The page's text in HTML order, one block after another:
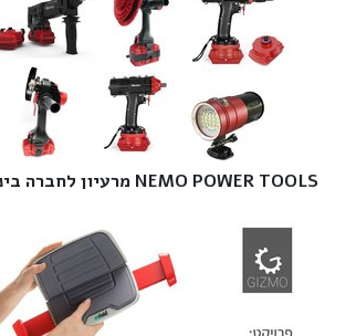
NEMO POWER TOOLS מרעיון לחברה בינלאומית‎